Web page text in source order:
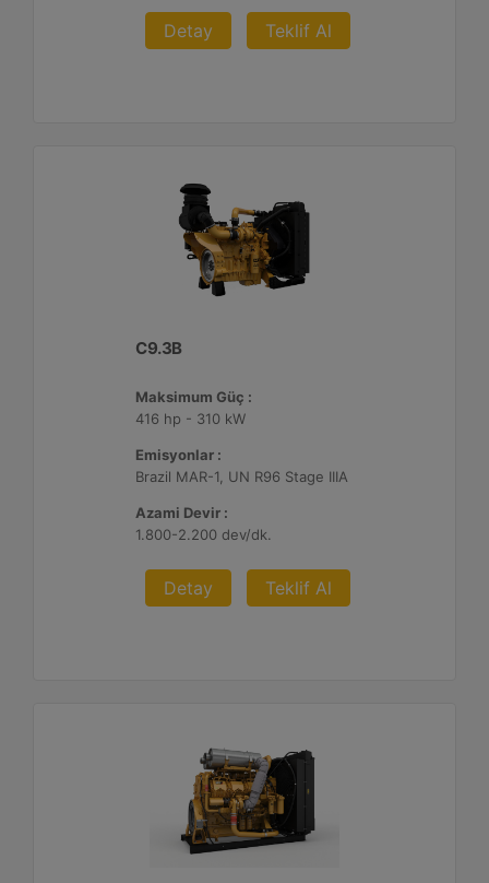
Detay Teklif Al
C9.3B
Maksimum Güç :
416 hp - 310 kW
Emisyonlar :
Brazil MAR-1, UN R96 Stage IIIA
Azami Devir :
1.800-2.200 dev/dk.
Detay Teklif Al